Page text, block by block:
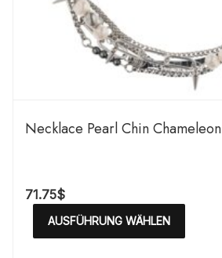
Necklace Pearl Chin Chameleon
71.75$
AUSFÜHRUNG WÄHLEN